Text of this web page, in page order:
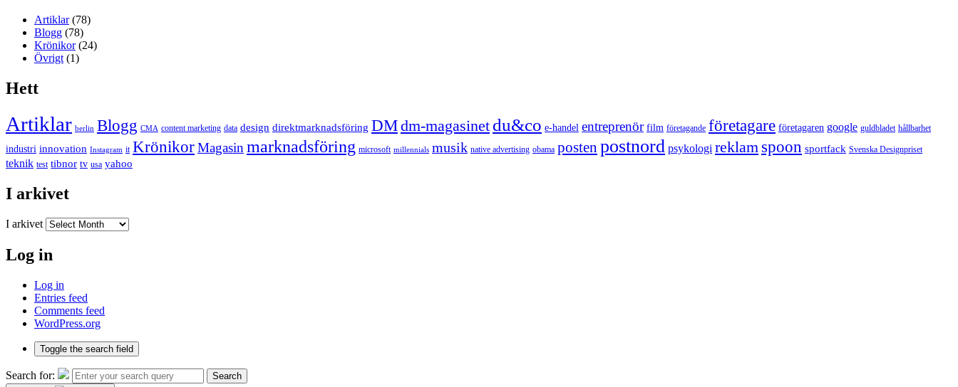
Artiklar(78)
Blogg (78)
Krönikor(24)
Övrigt (1)
Hett
Artiklar berlin Blogg CMA content marketing data design direktmarknadsföring DMdm-magasinet du&co e-handel entreprenör film företagande företagare företagaren google guldbladet hållbarhet
industri innovation Instagram it KrönikorMagasin marknadsföring microsoft millennials musik native advertising obama posten postnord psykologi reklam spoon sportfack Svenska Designpriset
teknik test tibnor tv usa yahoo
I arkivet
I arkivet
Log in
Log in
Entries feed
Comments feed
WordPress.org
Toggle the search field
Search for: Search